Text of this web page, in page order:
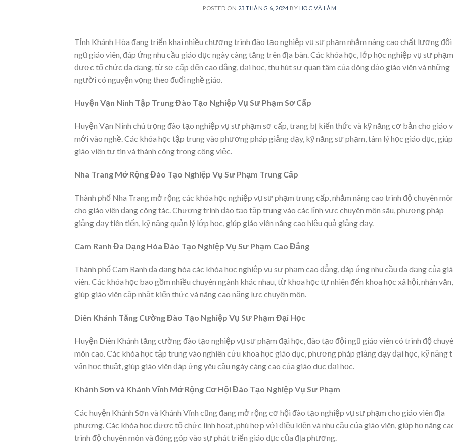
POSTED ON 23 THÁNG 6, 2024 BY HỌC VÀ LÀM
Tỉnh Khánh Hòa đang triển khai nhiều chương trình đào tạo nghiệp vụ sư phạm nhằm nâng cao chất lượng đội
ngũ giáo viên, đáp ứng nhu cầu giáo dục ngày càng tăng trên địa bàn. Các khóa học, lớp học nghiệp vụ sư phạm
được tổ chức đa dạng, từ sơ cấp đến cao đẳng, đại học, thu hút sự quan tâm của đông đảo giáo viên và những
người có nguyện vọng theo đuổi nghề giáo.
Huyện Vạn Ninh Tập Trung Đào Tạo Nghiệp Vụ Sư Phạm Sơ Cấp
Huyện Vạn Ninh chú trọng đào tạo nghiệp vụ sư phạm sơ cấp, trang bị kiến thức và kỹ năng cơ bản cho giáo
mới vào nghề. Các khóa học tập trung vào phương pháp giảng dạy, kỹ năng sư phạm, tâm lý học giáo dục, giúp
giáo viên tự tin và thành công trong công việc.
Nha Trang Mở Rộng Đào Tạo Nghiệp Vụ Sư Phạm Trung Cấp
Thành phố Nha Trang mở rộng các khóa học nghiệp vụ sư phạm trung cấp, nhằm nâng cao trình độ chuyên
cho giáo viên đang công tác. Chương trình đào tạo tập trung vào các lĩnh vực chuyên môn sâu, phương pháp
giảng dạy tiên tiến, kỹ năng quản lý lớp học, giúp giáo viên nâng cao hiệu quả giảng dạy.
Cam Ranh Đa Dạng Hóa Đào Tạo Nghiệp Vụ Sư Phạm Cao Đẳng
Thành phố Cam Ranh đa dạng hóa các khóa học nghiệp vụ sư phạm cao đẳng, đáp ứng nhu cầu đa dạng của
viên. Các khóa học bao gồm nhiều chuyên ngành khác nhau, từ khoa học tự nhiên đến khoa học xã hội, nhân văn,
giúp giáo viên cập nhật kiến thức và nâng cao năng lực chuyên môn.
Diên Khánh Tăng Cường Đào Tạo Nghiệp Vụ Sư Phạm Đại Học
Huyện Diên Khánh tăng cường đào tạo nghiệp vụ sư phạm đại học, đào tạo đội ngũ giáo viên có trình độ
môn cao. Các khóa học tập trung vào nghiên cứu khoa học giáo dục, phương pháp giảng dạy đại học, kỹ năng
vấn học thuật, giúp giáo viên đáp ứng yêu cầu ngày càng cao của giáo dục đại học.
Khánh Sơn và Khánh Vĩnh Mở Rộng Cơ Hội Đào Tạo Nghiệp Vụ Sư Phạm
Các huyện Khánh Sơn và Khánh Vĩnh cũng đang mở rộng cơ hội đào tạo nghiệp vụ sư phạm cho giáo viên địa
phương. Các khóa học được tổ chức linh hoạt, phù hợp với điều kiện và nhu cầu của giáo viên, giúp họ nâng
trình độ chuyên môn và đóng góp vào sự phát triển giáo dục của địa phương.